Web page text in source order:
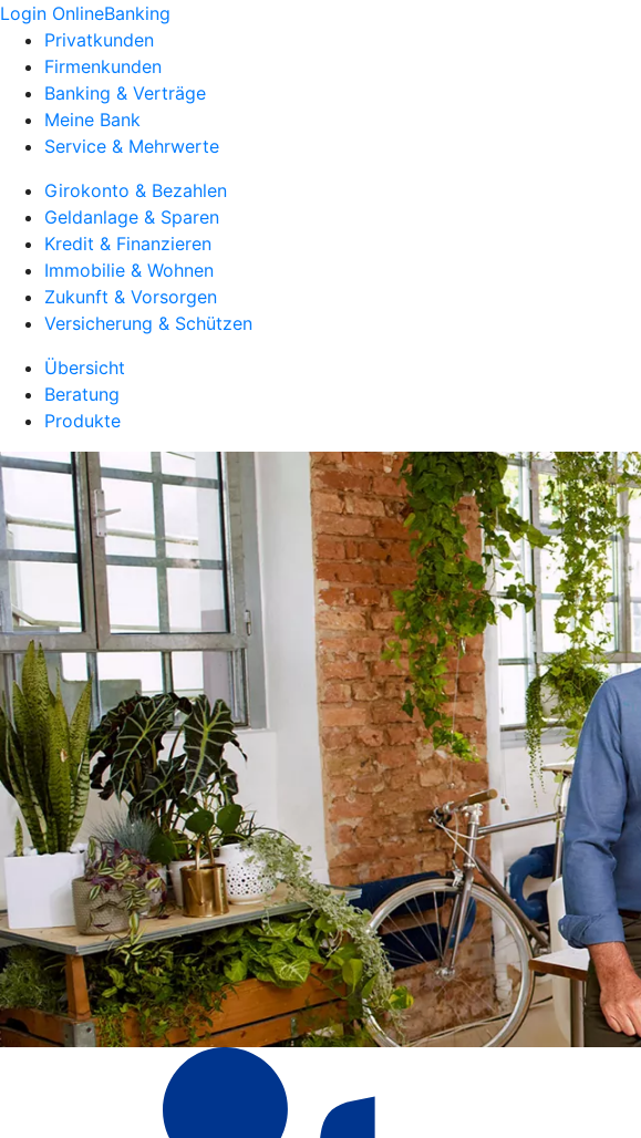
Login OnlineBanking
Privatkunden
Firmenkunden
Banking & Verträge
Meine Bank
Service & Mehrwerte
Girokonto & Bezahlen
Geldanlage & Sparen
Kredit & Finanzieren
Immobilie & Wohnen
Zukunft & Vorsorgen
Versicherung & Schützen
Übersicht
Beratung
Produkte